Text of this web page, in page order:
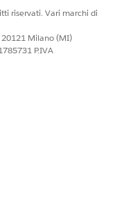
riservati. Vari marchi di
20121 Milano (MI)
P.IVA